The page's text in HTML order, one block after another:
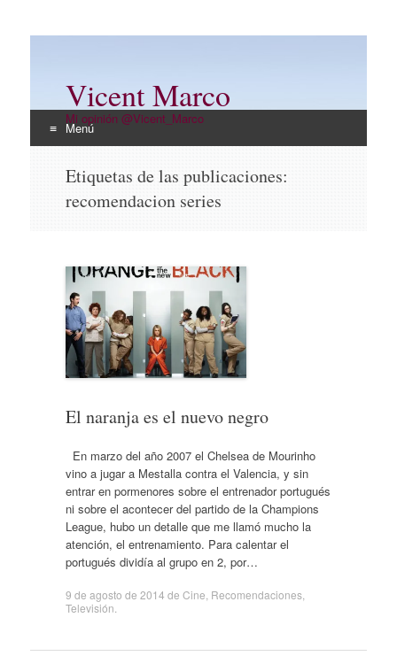
Vicent Marco
Mi opinión @Vicent_Marco
Menú
contenido
Etiquetas de las publicaciones:
recomendacion series
El naranja es el nuevo negro
En marzo del año 2007 el Chelsea de Mourinho
vino a jugar a Mestalla contra el Valencia, y sin
entrar en pormenores sobre el entrenador portugués
ni sobre el acontecer del partido de la Champions
League, hubo un detalle que me llamó mucho la
atención, el entrenamiento. Para calentar el
portugués dividía al grupo en 2, por…
9 de agosto de 2014 de Cine Recomendaciones,
Televisión